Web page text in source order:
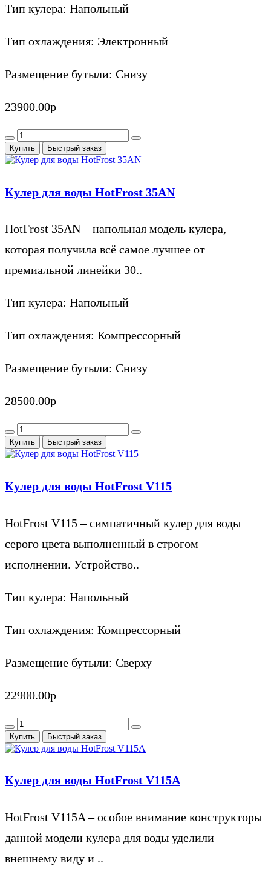
Тип кулера: Напольный
Тип охлаждения: Электронный
Размещение бутыли: Снизу
23900.00р
Купить Быстрый заказ
Кулер для воды HotFrost 35AN
HotFrost 35AN – напольная модель кулера,
которая получила всё самое лучшее от
премиальной линейки 30..
Тип кулера: Напольный
Тип охлаждения: Компрессорный
Размещение бутыли: Снизу
28500.00р
Купить Быстрый заказ
Кулер для воды HotFrost V115
HotFrost V115 – симпатичный кулер для воды
серого цвета выполненный в строгом
исполнении. Устройство..
Тип кулера: Напольный
Тип охлаждения: Компрессорный
Размещение бутыли: Сверху
22900.00р
Купить Быстрый заказ
Кулер для воды HotFrost V115A
HotFrost V115A – особое внимание конструкторы
данной модели кулера для воды уделили
внешнему виду и ..